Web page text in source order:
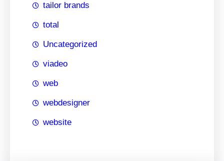
tailor brands
total
Uncategorized
viadeo
web
webdesigner
website